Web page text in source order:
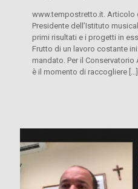
www.tempostretto.it. Articolo
Presidente dell’Istituto
primi risultati e i progetti in
Frutto di un lavoro costante
mandato. Per il
è il momento di raccogliere […]